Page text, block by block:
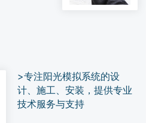
>专注阳光模拟系统的设
计、施工、安装，提供专业
技术服务与支持